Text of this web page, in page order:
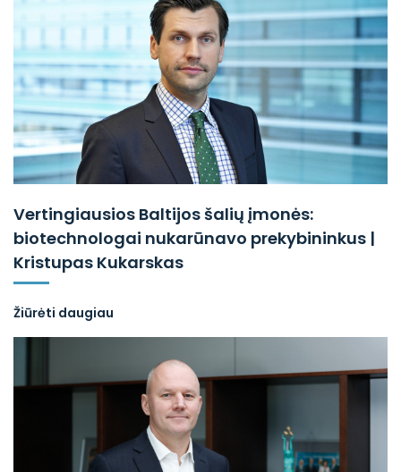
Vertingiausios Baltijos šalių įmonės:
biotechnologai nukarūnavo prekybininkus |
Kristupas Kukarskas
Žiūrėti daugiau